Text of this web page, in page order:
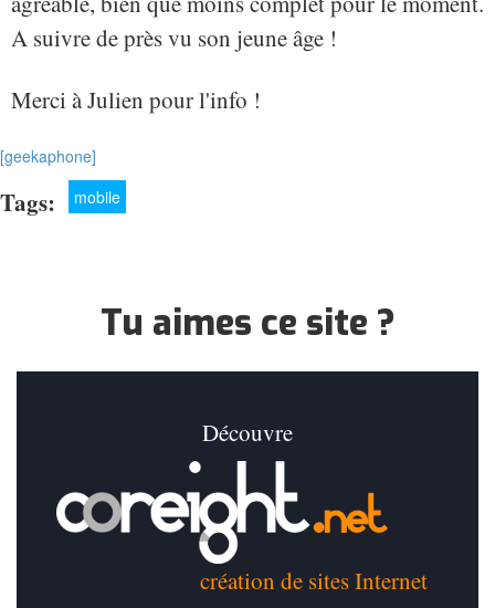
A suivre de près vu son jeune âge !
Merci à Julien pour l'info !
[geekaphone]
Tags: mobile
Tu aimes ce site ?
Découvre
création de sites Internet